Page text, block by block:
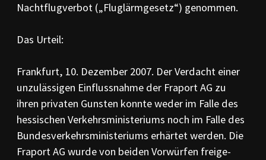
Nachtflug­verbot („Flug­lärmgesetz“) genommen.
Das Urteil:
Frankfurt, 10. Dezember 2007. Der Verdacht einer
unzulässigen Einflussnahme der Fraport AG zu
ihren pri­va­ten Gunsten konnte weder im Falle des
hessischen Verkehrs­ministeriums noch im Falle des
Bundesver­kehrs­­ministeriums erhärtet werden. Die
Fra­port AG wurde von beiden Vorwürfen freige­